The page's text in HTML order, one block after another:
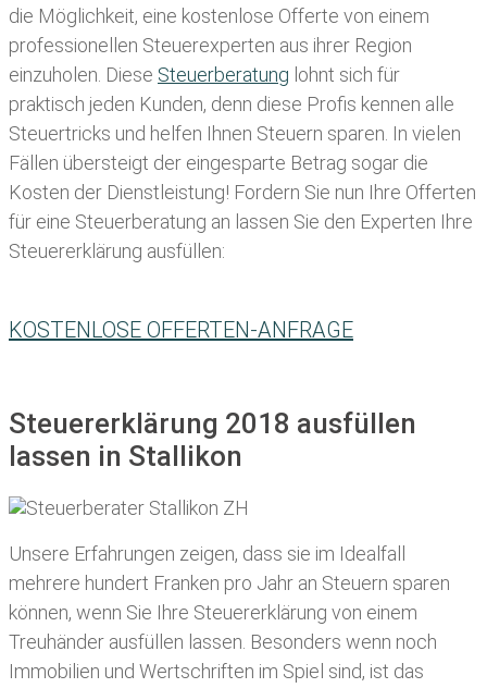
die Möglichkeit, eine kostenlose Offerte von einem
professionellen Steuerexperten aus ihrer Region
einzuholen. Diese Steuerberatung lohnt sich für
praktisch jeden Kunden, denn diese Profis kennen alle
Steuertricks und helfen Ihnen Steuern sparen. In vielen
Fällen übersteigt der eingesparte Betrag sogar die
Kosten der Dienstleistung! Fordern Sie nun Ihre Offerten
für eine Steuerberatung an lassen Sie den Experten Ihre
Steuererklärung ausfüllen:
KOSTENLOSE OFFERTEN-ANFRAGE
Steuererklärung 2018 ausfüllen
lassen in Stallikon
Unsere Erfahrungen zeigen, dass sie im Idealfall
mehrere hundert Franken pro Jahr an Steuern sparen
können, wenn Sie Ihre Steuererklärung von einem
Treuhänder ausfüllen lassen . Besonders wenn noch
Immobilien und Wertschriften im Spiel sind, ist das